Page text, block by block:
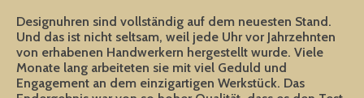
Designuhren sind vollständig auf dem neuesten Stand.
Und das ist nicht seltsam, weil jede Uhr vor Jahrzehnten
von erhabenen Handwerkern hergestellt wurde. Viele
Monate lang arbeiteten sie mit viel Geduld und
Engagement an dem einzigartigen Werkstück. Das